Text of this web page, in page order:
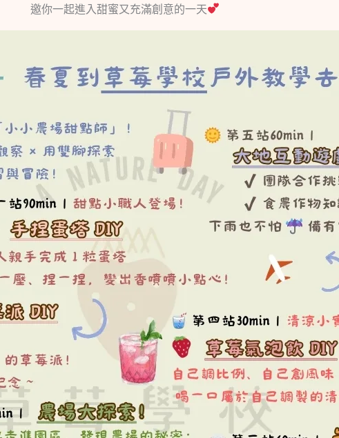
邀你一起進入甜蜜又充滿創意的一天